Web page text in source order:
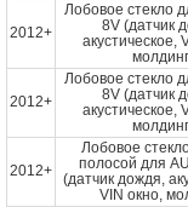
2012+
Лобовое стекло
8V (датчик
акустическое,
2012+
Лобовое стекло
8V (датчик
акустическое,
2012+
Лобовое
полосой для
(датчик дождя,
VIN окно,